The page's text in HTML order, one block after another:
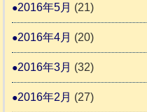
2016年5月 (21)
2016年4月 (20)
2016年3月 (32)
2016年2月 (27)